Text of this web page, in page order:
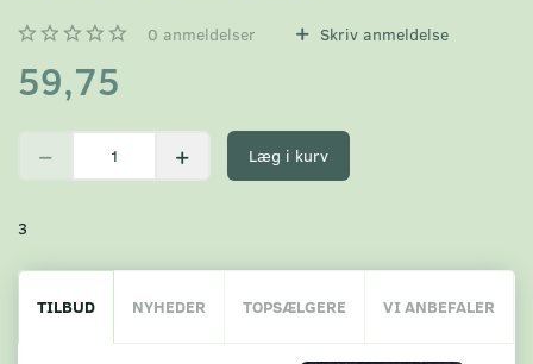
0 anmeldelser Skriv anmeldelse
59,75
Læg i kurv
3
TILBUD NYHEDER TOPSÆLGERE VI ANBEFALER